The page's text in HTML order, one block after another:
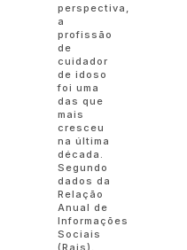
perspectiva,
a
profissão
de
cuidador
de idoso
foi uma
das que
mais
cresceu
na última
década.
Segundo
dados da
Relação
Anual de
Informações
Sociais